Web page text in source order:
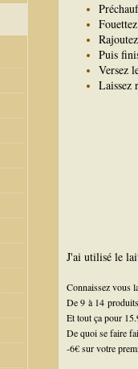
Puis
Versez
Laissez
J'ai utilisé le
Connaissez vous
De 9 à 14
Et tout ça pour
De quoi se faire
-6€ sur votre